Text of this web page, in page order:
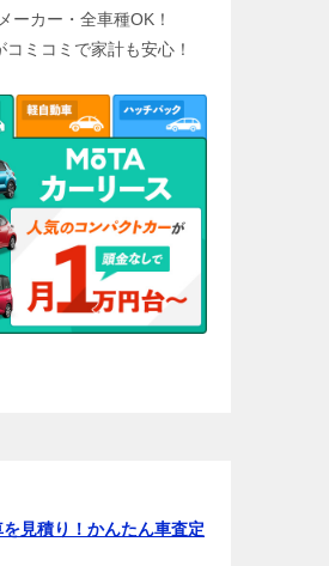
ーカー・全車種OK！
ミコミで家計も安心！
見積り！かんたん車査定